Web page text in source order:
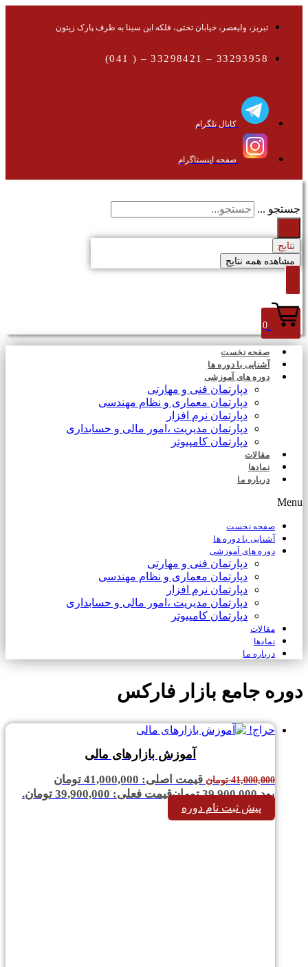
تبریز، ولیعصر، خیابان تختی، فلکه ابن سینا به طرف پارک زیتون
33293958 – 33298421 – ( 041)
کانال تلگرام
صفحه اینستاگرام
جستجو ...
نتایج
مشاهده همه نتایج
0
صفحه نخست
آشنایی با دوره ها
دوره های آموزشی
دپارتمان فنی و مهارتی
دپارتمان معماری و نظام مهندسی
دپارتمان نرم افزار
دپارتمان مدیریت ،امور مالی و حسابداری
دپارتمان کامپیوتر
مقالات
نمادها
درباره ما
Menu
صفحه نخست
آشنایی با دوره ها
دوره های آموزشی
دپارتمان فنی و مهارتی
دپارتمان معماری و نظام مهندسی
دپارتمان نرم افزار
دپارتمان مدیریت ،امور مالی و حسابداری
دپارتمان کامپیوتر
مقالات
نمادها
درباره ما
دوره جامع بازار فارکس
حراج!
آموزش بازارهای مالی
41,000,000 تومان
قیمت اصلی: 41,000,000 تومان
بود.39,900,000 تومانقیمت فعلی: 39,900,000 تومان.
پیش ثبت نام دوره